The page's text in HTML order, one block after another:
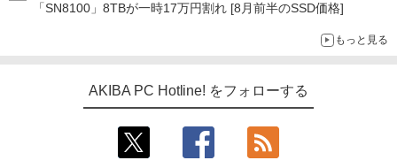
「SN8100」8TBが一時17万円割れ [8月前半のSSD価格]
もっと見る
AKIBA PC Hotline! をフォローする